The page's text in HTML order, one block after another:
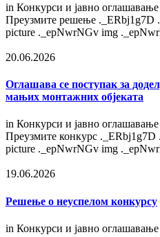
in Конкурси и јавно оглашавање
Преузмите решење
picture ._epNwrNGv img
20.06.2026
Оглашава се поступак за
мањих монтажних објеката
in Конкурси и јавно оглашавање
Преузмите конкурс
picture ._epNwrNGv img
19.06.2026
Решење о неуспелом конкурсу
in Конкурси и јавно оглашавање